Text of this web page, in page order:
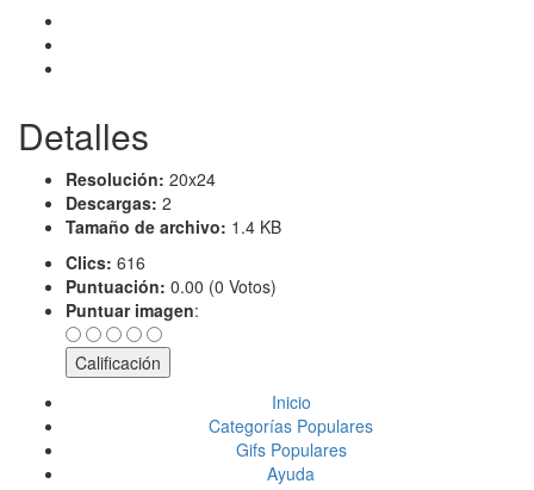
Detalles
Resolución: 20x24
Descargas: 2
Tamaño de archivo: 1.4 KB
Clics: 616
Puntuación: 0.00 (0 Votos)
Puntuar imagen:
Inicio
Categorías Populares
Gifs Populares
Ayuda